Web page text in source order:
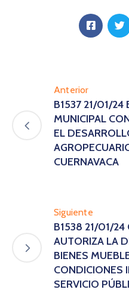
Anterior
B1537 21/01/24
MUNICIPAL
EL
CUERNAVACA
Siguiente
B1538 21/01/24
AUTORIZA LA
BIENES
CONDICIONES
SERVICIO